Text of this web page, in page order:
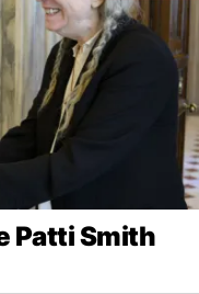
Patti Smith